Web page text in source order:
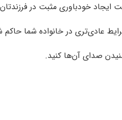
خودباوری مثبت در
عادی‌تری در خانواده شما
صدای آن‌ها کنید.